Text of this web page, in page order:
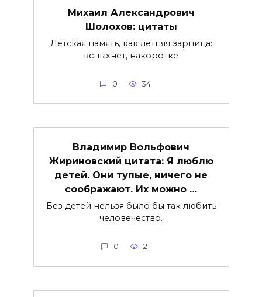
Михаил Александрович
Шолохов: цитаты
Детская память, как летняя зарница:
вспыхнет, накоротке
0 34
Владимир Вольфович
Жириновский цитата: Я люблю
детей. Они тупые, ничего не
соображают. Их можно …
Без детей нельзя было бы так любить
человечество.
0 21